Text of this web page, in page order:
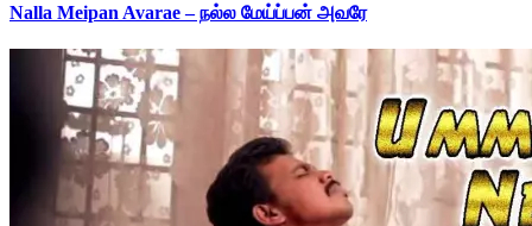
Nalla Meipan Avarae – நல்ல மேய்ப்பன் அவரே